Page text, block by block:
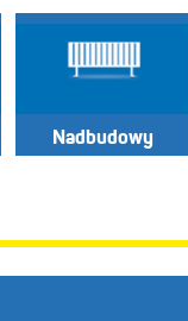
Nadbudowy